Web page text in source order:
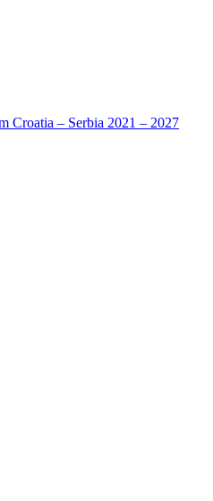
Croatia – Serbia 2021 – 2027